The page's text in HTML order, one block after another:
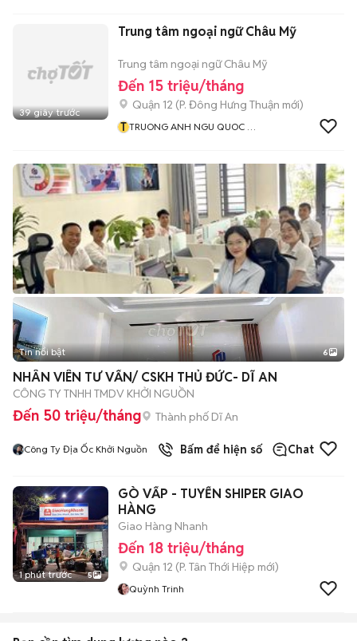
39 giây trước
Trung tâm ngoại ngữ Châu Mỹ
Trung tâm ngoại ngữ Châu Mỹ
Đến 15 triệu/tháng
Quận 12 (P. Đông Hưng Thuận mới)
T TRUONG ANH NGU QUOC TE
+2
Tin nổi bật 6
NHÂN VIÊN TƯ VẤN/ CSKH THỦ ĐỨC- DĨ AN
CÔNG TY TNHH TMDV KHỞI NGUỒN
Đến 50 triệu/tháng Thành phố Dĩ An
Công Ty Địa Ốc Khởi Nguồn đã bánBấm để hiện số Chat
1 phút trước 5
GÒ VẤP - TUYỂN SHIPER GIAO
HÀNG
Giao Hàng Nhanh
Đến 18 triệu/tháng
Quận 12 (P. Tân Thới Hiệp mới)
Quỳnh Trinh